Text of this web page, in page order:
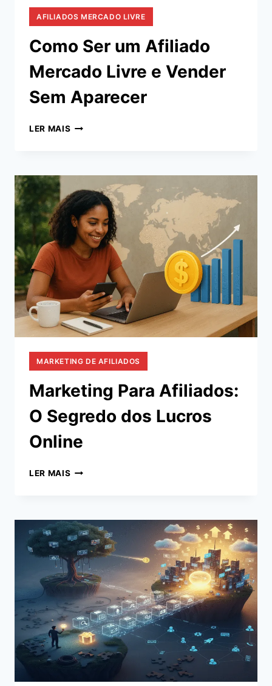
AFILIADOS MERCADO LIVRE
Como Ser um Afiliado
Mercado Livre e Vender
Sem Aparecer
LER MAIS COMO
MERCADO
LIVRE
E
VENDER
SEM
APARECER
MARKETING DE AFILIADOS
Marketing Para Afiliados:
O Segredo dos Lucros
Online
LER MAIS MARKETING
SEGREDO
DOS
LUCROS
ONLINE